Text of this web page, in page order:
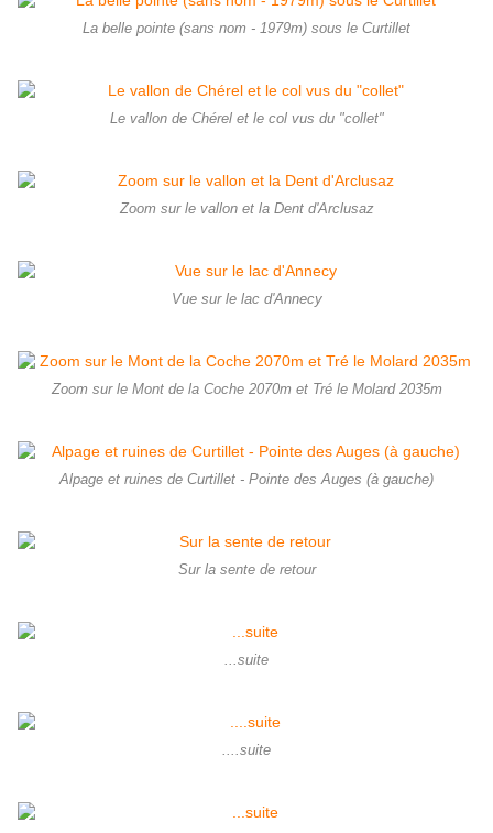
La belle pointe (sans nom - 1979m) sous le Curtillet
Le vallon de Chérel et le col vus du "collet"
Zoom sur le vallon et la Dent d'Arclusaz
Vue sur le lac d'Annecy
Zoom sur le Mont de la Coche 2070m et Tré le Molard 2035m
Alpage et ruines de Curtillet - Pointe des Auges (à gauche)
Sur la sente de retour
...suite
....suite